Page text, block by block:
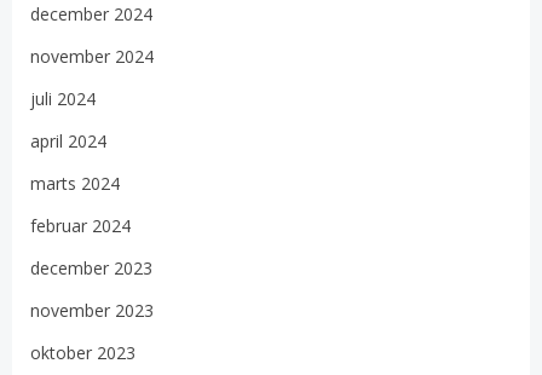
december 2024
november 2024
juli 2024
april 2024
marts 2024
februar 2024
december 2023
november 2023
oktober 2023